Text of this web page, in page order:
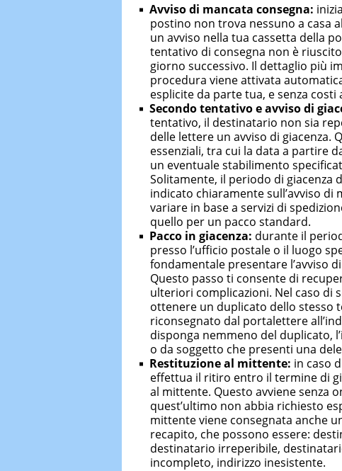
Avviso di mancata consegna:
postino non trova nessuno a casa
un avviso nella tua cassetta della
tentativo di consegna non è
giorno successivo. Il dettaglio più
procedura viene attivata
esplicite da parte tua, e senza costi
Secondo tentativo e avviso di
tentativo, il destinatario non sia
delle lettere un avviso di giacenza.
essenziali, tra cui la data a partire
un eventuale stabilimento
Solitamente, il periodo di giacenza
indicato chiaramente sull’avviso
variare in base a servizi di
quello per un pacco standard.
Pacco in giacenza: durante il
presso l’ufficio postale o il luogo
fondamentale presentare l’avviso
Questo passo ti consente di
ulteriori complicazioni. Nel caso di
ottenere un duplicato dello stesso
riconsegnato dal portalettere
disponga nemmeno del duplicato,
o da soggetto che presenti una
Restituzione al mittente: in caso
effettua il ritiro entro il termine di
al mittente. Questo avviene senza
quest’ultimo non abbia richiesto
mittente viene consegnata anche
recapito, che possono essere:
destinatario irreperibile,
incompleto, indirizzo inesistente.